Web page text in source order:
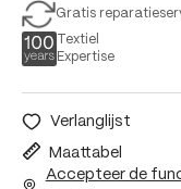
Gratis
Textiel
Expertise
Verlanglijst
Maattabel
Accepteer de